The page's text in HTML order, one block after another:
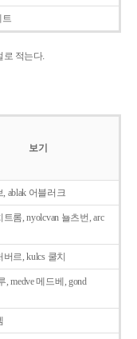
트
로 적는다.
보기
, ablak 어블러크
트롬, nyolcvan 뇰츠번, arc
버르, kulcs 쿨치
, medve 메드베, gond